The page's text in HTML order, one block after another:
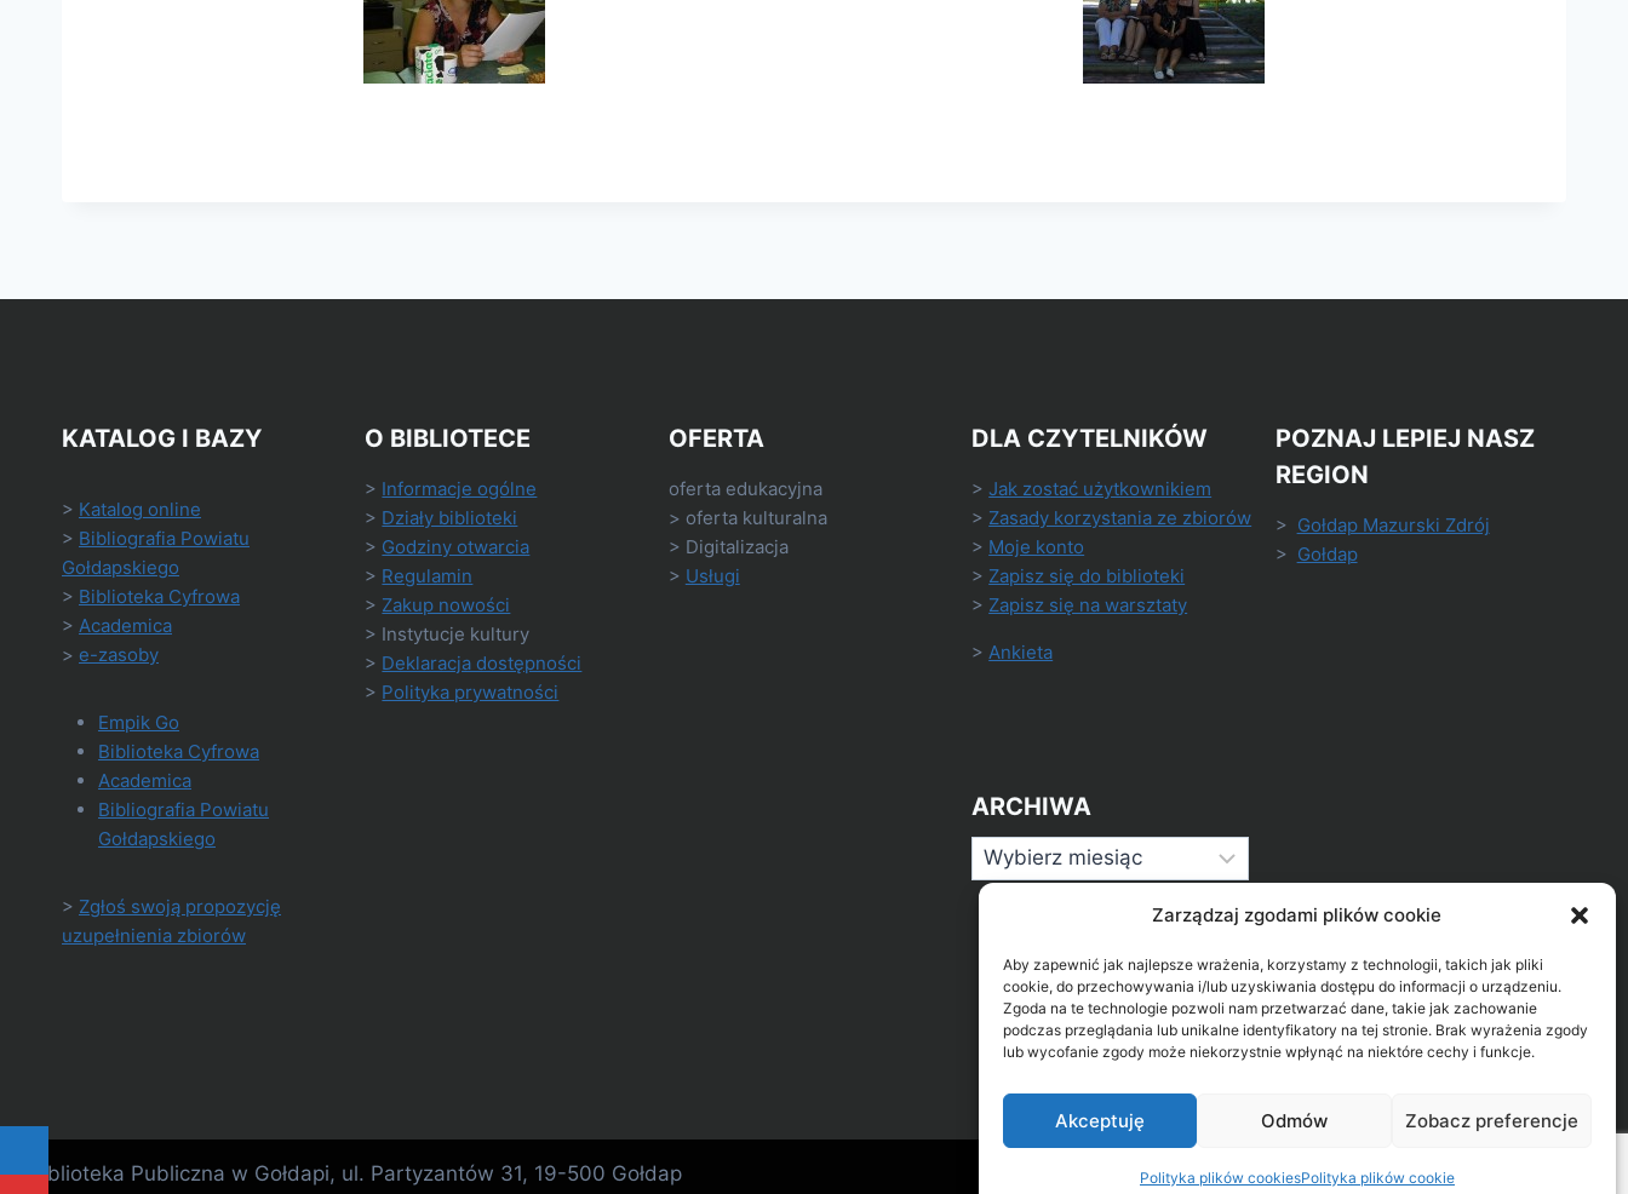
Zarządzaj zgodami plików cookie
Aby zapewnić jak najlepsze wrażenia, korzystamy z technologii, takich jak pliki
cookie, do przechowywania i/lub uzyskiwania dostępu do informacji o urządzeniu.
Zgoda na te technologie pozwoli nam przetwarzać dane, takie jak zachowanie
podczas przeglądania lub unikalne identyfikatory na tej stronie. Brak wyrażenia zgody
lub wycofanie zgody może niekorzystnie wpłynąć na niektóre cechy i funkcje.
Akceptuję Odmów Zobacz preferencje
Polityka plików cookiesPolityka plików cookie
KATALOG I BAZY
> Katalog online
> Bibliografia Powiatu
Gołdapskiego
> Biblioteka Cyfrowa
> Academica
> e-zasoby
Empik Go
Biblioteka Cyfrowa
Academica
Bibliografia Powiatu
Gołdapskiego
> Zgłoś swoją propozycję
uzupełnienia zbiorów
O BIBLIOTECE
> Informacje ogólne
> Działy biblioteki
> Godziny otwarcia
> Regulamin
> Zakup nowości
> Instytucje kultury
> Deklaracja dostępności
> Polityka prywatności
OFERTA
oferta edukacyjna
> oferta kulturalna
> Digitalizacja
> Usługi
DLA CZYTELNIKÓW
>Jak zostać użytkownikiem
> Zasady korzystania ze zbiorów
> Moje konto
> Zapisz się do biblioteki
> Zapisz się na warsztaty
>Ankieta
ARCHIWA
Archiwa
POZNAJ LEPIEJ NASZ
REGION
> Gołdap Mazurski Zdrój
> Gołdap
Biblioteka Publiczna w Gołdapi, ul. Partyzantów 31, 19-500 Gołdap